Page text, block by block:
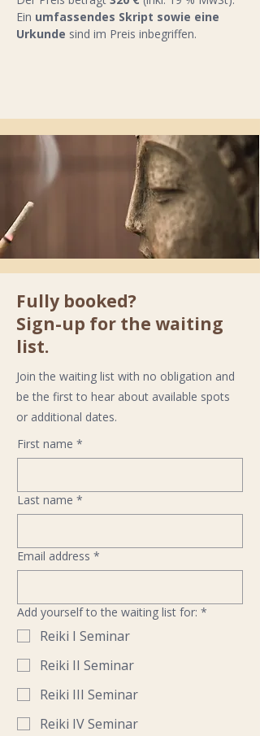
Ein umfassendes Skript sowie eine
Urkunde sind im Preis inbegriffen.
Fully booked?
Sign-up for the waiting
list.
Join the waiting list with no obligation and
be the first to hear about available spots
or additional dates.
First name *
Last name *
Email address *
Add yourself to the waiting list for: *
Reiki I Seminar
Reiki II Seminar
Reiki III Seminar
Reiki IV Seminar